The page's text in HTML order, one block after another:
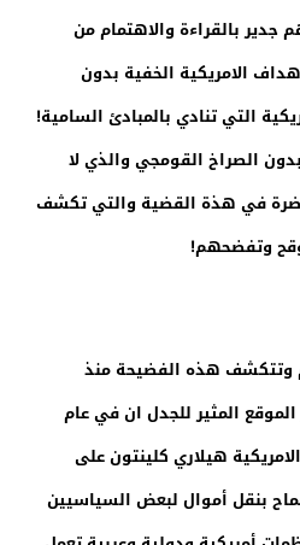
بالقراءة والاهتمام من
الامريكية الخفية بدون
التي تنادي بالمبادئ السامية!
الصراخ القومجي والذي لا
في هذة القضية والتي تكشف
وتفضحهم!
وتتكشف هذه الفضيحة منذ
المثير للجدل ان في عام
الامريكية هيلاري كلينتون على
بنقل أموال لبعض السياسيين